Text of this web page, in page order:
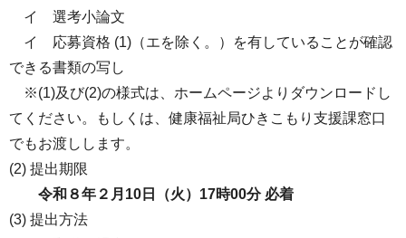
イ 選考小論文
イ 応募資格 (1)（エを除く。）を有していることが確認
できる書類の写し
※(1)及び(2)の様式は、ホームページよりダウンロードし
てください。もしくは、健康福祉局ひきこもり支援課窓口
でもお渡しします。
(2) 提出期限
令和８年２月10日（火）17時00分 必着
(3) 提出方法